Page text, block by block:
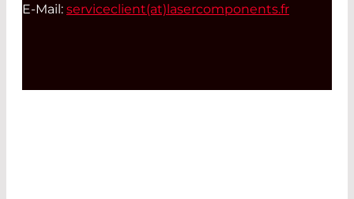
E-Mail: serviceclient(at)lasercomponents.fr